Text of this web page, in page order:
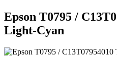
Epson T0795 /
Light-Cyan